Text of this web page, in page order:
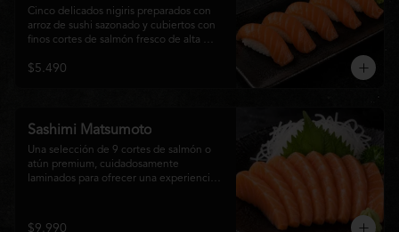
Cinco delicados nigiris preparados con
arroz de sushi sazonado y cubiertos con
finos cortes de salmón fresco de alta
gastronomía japonesa que destaca por su
$5.490
Sashimi Matsumoto
Una selección de 9 cortes de salmón o
atún premium, cuidadosamente
laminados para ofrecer una experiencia
$9.990